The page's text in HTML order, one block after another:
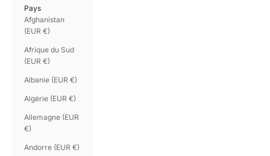
Pays
Afghanistan
(EUR €)
Afrique du Sud
(EUR €)
Albanie (EUR €)
Algérie (EUR €)
Allemagne (EUR
€)
Andorre (EUR €)